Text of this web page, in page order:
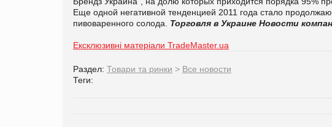
Еще одной негативной тенденцией 2011 года стало
пивоваренного солода.
Торговля в Украине Новости
Ексклюзивні матеріали TradeMaster.ua
Раздел: Товари та ринки > Все новости
Теги: